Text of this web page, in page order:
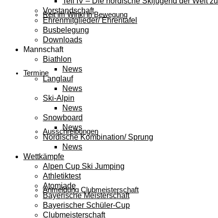
Reit im Winkl in Bewegung
Termine
Ausschreibungen
Anmeldung Clubmeisterschaft
Vorstandschaft
Ehrenmitglieder/ Ehrentafel
Busbelegung
Downloads
Mannschaft
Biathlon
News
Langlauf
News
Ski-Alpin
News
Snowboard
News
Nordische Kombination/ Sprung
News
Wettkämpfe
Alpen Cup Ski Jumping
Athletiktest
Atomiade
Bayerische Meisterschaft
Bayerischer Schüler-Cup
Clubmeisterschaft